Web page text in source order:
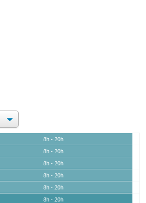
8h - 20h
8h - 20h
8h - 20h
8h - 20h
8h - 20h
8h - 20h